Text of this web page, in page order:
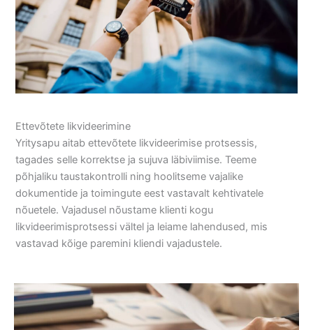
Ettevõtete likvideerimine
Yritysapu aitab ettevõtete likvideerimise protsessis,
tagades selle korrektse ja sujuva läbiviimise. Teeme
põhjaliku taustakontrolli ning hoolitseme vajalike
dokumentide ja toimingute eest vastavalt kehtivatele
nõuetele. Vajadusel nõustame klienti kogu
likvideerimisprotsessi vältel ja leiame lahendused, mis
vastavad kõige paremini kliendi vajadustele.